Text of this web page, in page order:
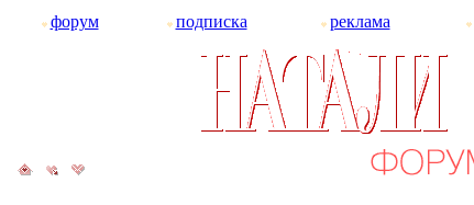
форум подписка реклама